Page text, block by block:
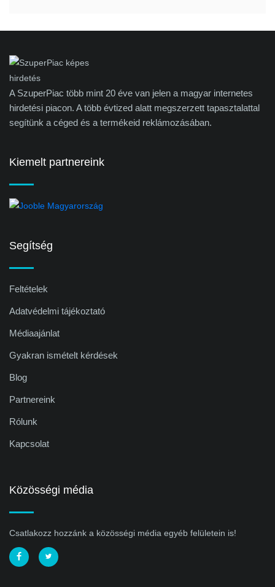
A SzuperPiac több mint 20 éve van jelen a magyar internetes
hirdetési piacon. A több évtized alatt megszerzett tapasztalattal
segítünk a céged és a termékeid reklámozásában.
Kiemelt partnereink
Segítség
Feltételek
Adatvédelmi tájékoztató
Médiaajánlat
Gyakran ismételt kérdések
Blog
Partnereink
Rólunk
Kapcsolat
Közösségi média
Csatlakozz hozzánk a közösségi média egyéb felületein is!